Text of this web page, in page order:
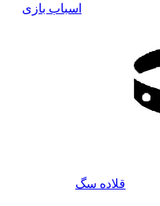
اسباب بازی
قلاده سگ